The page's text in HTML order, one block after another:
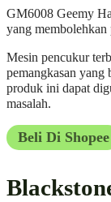
GM6008 Geemy
yang membolehkan
Mesin pencukur
pemangkasan yang
produk ini dapat
masalah.
Beli Di Shopee